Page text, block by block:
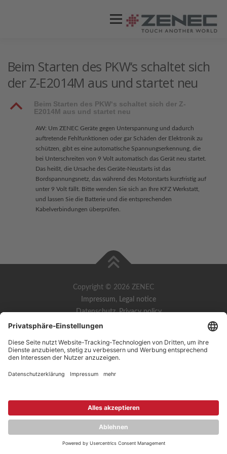
Menü
Beim Starten des PKW‘s schaltet sich
der Z-E2014M aus und startet neu
B
Beim Starten des PKW‘s schaltet sich der Z-
E2014M aus und startet neu
AW: Um ZENEC Geräte gegen Unterspannung und dadurch
auftretende Fehlfunktionen oder gar Schäden der Elektronik zu
schützen, gibt es eine automatische Spannungserkennung, die
bei Unterschreiten von 9 Volt automatisch das Gerät neu startet.
Das heißt, die Ursache des Geräte-Neustarts ist das
Bordspannungsnetz, das während des Motorstarts kurzfristig auf
unter 9 Volt fällt. Bitte wenden Sie sich an Ihre KFZ Werkstatt,
und lassen Sie die Batterie und die entsprechenden
Kabelverbindungen überprüfen.
Copyright © 2026 ZENEC
Impressum, Legal notice
Datenschutz,Privacy policy
YouTube
Documents